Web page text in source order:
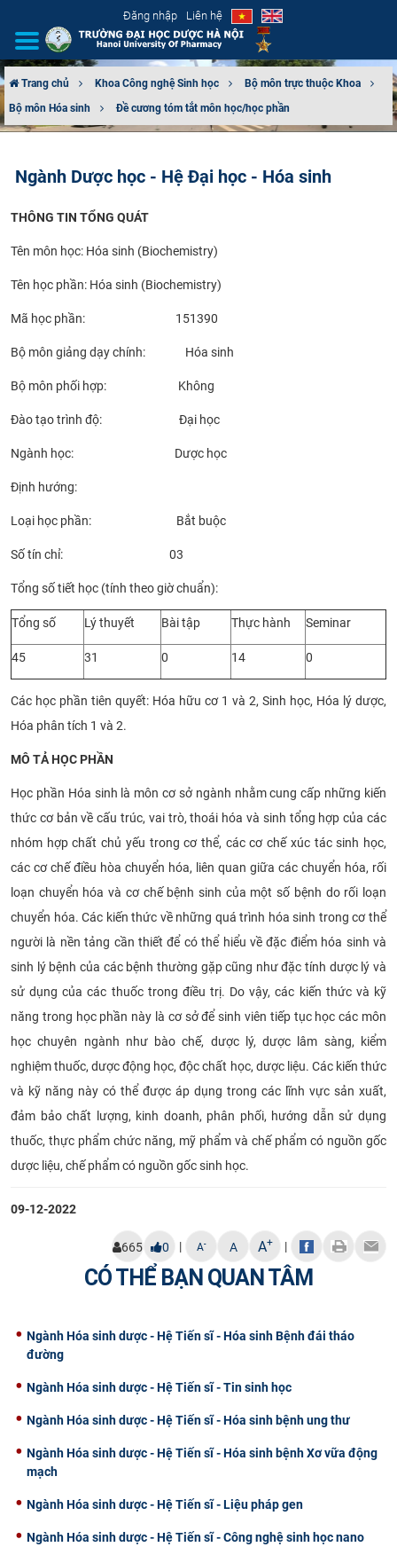
Đăng nhập Liên hệ
GIỚI THIỆU
ĐÀO TẠO
ĐẢM BẢO CHẤT LƯỢNG
HTQT
CỰU NGƯỜI HỌC
Trang chủ Khoa Công nghệ Sinh học
Bộ môn trực thuộc Khoa
Bộ môn Hóa sinh
Đề cương tóm tắt môn học/học phần
Ngành Dược học - Hệ Đại học - Hóa sinh
THÔNG TIN TỔNG QUÁT
Tên môn học: Hóa sinh (Biochemistry)
Tên học phần: Hóa sinh (Biochemistry)
Mã học phần: 151390
Bộ môn giảng dạy chính: Hóa sinh
Bộ môn phối hợp: Không
Đào tạo trình độ: Đại học
Ngành học: Dược học
Định hướng:
Loại học phần: Bắt buộc
Số tín chỉ: 03
Tổng số tiết học (tính theo giờ chuẩn):
Tổng số Lý thuyết Bài tập Thực hành Seminar
45 31 0 14 0
Các học phần tiên quyết: Hóa hữu cơ 1 và 2, Sinh học, Hóa lý dược,
Hóa phân tích 1 và 2.
MÔ TẢ HỌC PHẦN
Học phần Hóa sinh là môn cơ sở ngành nhằm cung cấp những kiến
thức cơ bản về cấu trúc, vai trò, thoái hóa và sinh tổng hợp của các
nhóm hợp chất chủ yếu trong cơ thể, các cơ chế xúc tác sinh học,
các cơ chế điều hòa chuyển hóa, liên quan giữa các chuyển hóa, rối
loạn chuyển hóa và cơ chế bệnh sinh của một số bệnh do rối loạn
chuyển hóa. Các kiến thức về những quá trình hóa sinh trong cơ thể
người là nền tảng cần thiết để có thể hiểu về đặc điểm hóa sinh và
sinh lý bệnh của các bệnh thường gặp cũng như đặc tính dược lý và
sử dụng của các thuốc trong điều trị. Do vậy, các kiến thức và kỹ
năng trong học phần này là cơ sở để sinh viên tiếp tục học các môn
học chuyên ngành như bào chế, dược lý, dược lâm sàng, kiểm
nghiệm thuốc, dược động học, độc chất học, dược liệu. Các kiến thức
và kỹ năng này có thể được áp dụng trong các lĩnh vực sản xuất,
đảm bảo chất lượng, kinh doanh, phân phối, hướng dẫn sử dụng
thuốc, thực phẩm chức năng, mỹ phẩm và chế phẩm có nguồn gốc
dược liệu, chế phẩm có nguồn gốc sinh học.
09-12-2022
665 0 | A- A A+ |
CÓ THỂ BẠN QUAN TÂM
Ngành Hóa sinh dược - Hệ Tiến sĩ - Hóa sinh Bệnh đái tháo
đường
Ngành Hóa sinh dược - Hệ Tiến sĩ - Tin sinh học
Ngành Hóa sinh dược - Hệ Tiến sĩ - Hóa sinh bệnh ung thư
Ngành Hóa sinh dược - Hệ Tiến sĩ - Hóa sinh bệnh Xơ vữa động
mạch
Ngành Hóa sinh dược - Hệ Tiến sĩ - Liệu pháp gen
Ngành Hóa sinh dược - Hệ Tiến sĩ - Công nghệ sinh học nano